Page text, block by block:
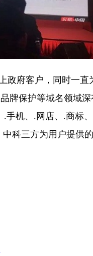
府客户，同时一直
牌保护等域名领域深
手机、.网店、.商标
科三方为用户提供